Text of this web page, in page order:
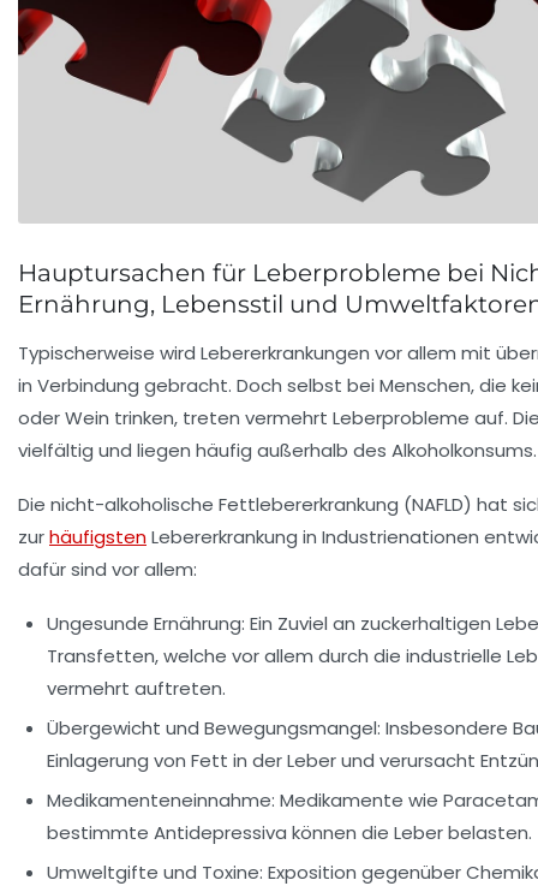
Hauptursachen für Leberprobleme bei
Ernährung, Lebensstil und
Typischerweise wird Lebererkrankungen vor allem mit
in Verbindung gebracht. Doch selbst bei Menschen, die
oder Wein trinken, treten vermehrt Leberprobleme auf.
vielfältig und liegen häufig außerhalb des Alkoholkonsums.
Die nicht-alkoholische Fettlebererkrankung (NAFLD) hat
zurhäufigstenLebererkrankung in Industrienationen
dafür sind vor allem:
Ungesunde Ernährung: Ein Zuviel an zuckerhaltigen
Transfetten, welche vor allem durch die industrielle
vermehrt auftreten.
Übergewicht und Bewegungsmangel: Insbesondere
Einlagerung von Fett in der Leber und verursacht
Medikamenteneinnahme: Medikamente wie
bestimmte Antidepressiva können die Leber belasten.
Umweltgifte und Toxine: Exposition gegenüber